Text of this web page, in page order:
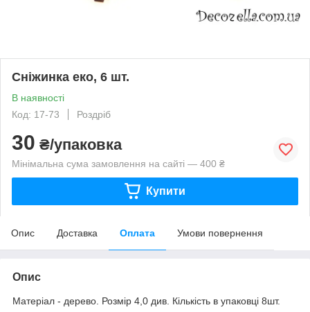
Сніжинка еко, 6 шт.
В наявності
Код: 17-73
Роздріб
30 ₴/упаковка
Мінімальна сума замовлення на сайті — 400 ₴
Купити
Опис Доставка Оплата Умови повернення
Опис
Матеріал - дерево. Розмір 4,0 див. Кількість в упаковці 8шт.